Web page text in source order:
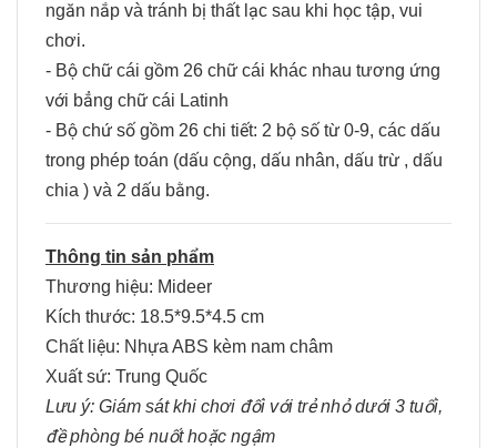
ngăn nắp và tránh bị thất lạc sau khi học tập, vui
chơi.
- Bộ chữ cái gồm 26 chữ cái khác nhau tương ứng
với bẳng chữ cái Latinh
- Bộ chứ số gồm 26 chi tiết: 2 bộ số từ 0-9, các dấu
trong phép toán (dấu cộng, dấu nhân, dấu trừ , dấu
chia ) và 2 dấu bằng.
Thông tin sản phẩm
Thương hiệu: Mideer
Kích thước: 18.5*9.5*4.5 cm
Chất liệu: Nhựa ABS kèm nam châm
Xuất sứ: Trung Quốc
Lưu ý: Giám sát khi chơi đối với trẻ nhỏ dưới 3 tuổi,
đề phòng bé nuốt hoặc ngậm